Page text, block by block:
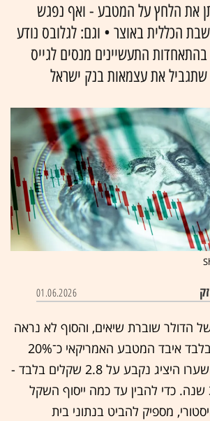
את הלחץ על המטבע - ואף נפגש
הכללית באוצר • וגם: לגלובס נודע
התעשיינים מנסים לגייס
את עצמאות בנק ישראל
01.06.2026
הדולר שוברת שיאים, והסוף לא נראה
באופק: בתוך שנה בלבד איבד המטבע האמריקאי כ־20%
מערכו מול השקל, ושערו היציג נקבע על 2.8 שקלים בלבד -
שפל של יותר מ־30 שנה. כדי להבין עד כמה ייסוף השקל
מספיק להביט בנתוני בית